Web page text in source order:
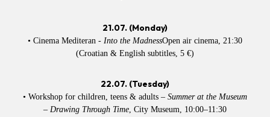
21.07. (Monday)
• Cinema Mediteran - Into the MadnessOpen air cinema, 21:30
(Croatian & English subtitles, 5 €)
22.07. (Tuesday)
• Workshop for children, teens & adults – Summer at the Museum
– Drawing Through Time, City Museum, 10:00–11:30